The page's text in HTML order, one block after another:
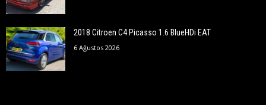
2018 Citroen C4 Picasso 1.6 BlueHDi EAT
6 Ağustos 2026